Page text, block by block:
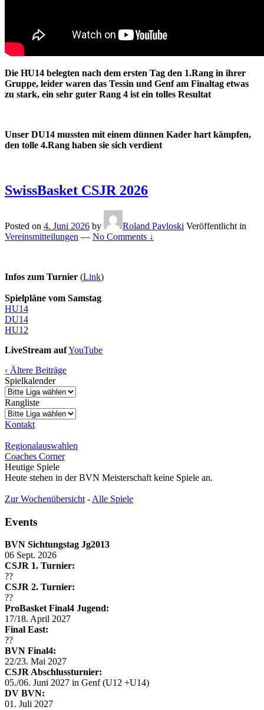
Die HU14 belegten nach dem ersten Tag den 1.Rang in ihrer
Gruppe, leider waren das Tessin und Genf am Finaltag etwas
zu stark, ein sehr guter Rang 4 ist ein tolles Resultat
Unser DU14 mussten mit einem dünnen Kader hart kämpfen,
den tolle 4.Rang haben sie sich verdient
SwissBasket CSJR 2026
Posted on 4. Juni 2026 by Roland Pavloski Veröffentlicht in
Vereinsmitteilungen — No Comments ↓
Infos zum Turnier (Link)
Spielpläne vom Samstag
HU14
DU14
HU12
LiveStream aufYouTube
‹ Ältere Beiträge
Spielkalender
Rangliste
Kontakt
Regionalauswahlen
Coaches Corner
Heutige Spiele
Heute stehen in der BVN Meisterschaft keine Spiele an.
Zur Wochenübersicht - Alle Spiele
Events
BVN Sichtungstag Jg2013
06 Sept. 2026
CSJR 1. Turnier:
??
CSJR 2. Turnier:
??
ProBasket Final4 Jugend:
17/18. April 2027
Final East:
??
BVN Final4:
22/23. Mai 2027
CSJR Abschlussturnier:
05./06. Juni 2027 in Genf (U12 +U14)
DV BVN:
01. Juli 2027